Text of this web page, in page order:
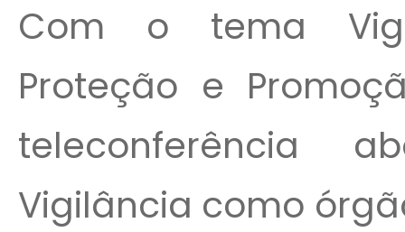
Com o tema
Proteção e
teleconferência
Vigilância como